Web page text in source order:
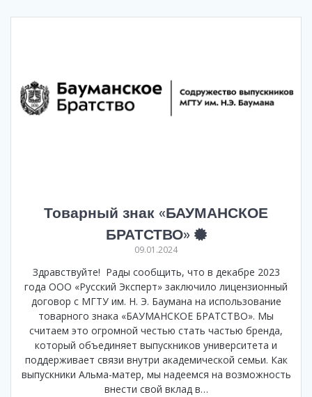
Товарный знак «БАУМАНСКОЕ
БРАТСТВО»
09.01.2024
Здравствуйте! Рады сообщить, что в декабре 2023
года ООО «Русский Эксперт» заключило лицензионный
договор с МГТУ им. Н. Э. Баумана на использование
товарного знака «БАУМАНСКОЕ БРАТСТВО». Мы
считаем это огромной честью стать частью бренда,
который объединяет выпускников университета и
поддерживает связи внутри академической семьи. Как
выпускники Альма-матер, мы надеемся на возможность
внести свой вклад в…